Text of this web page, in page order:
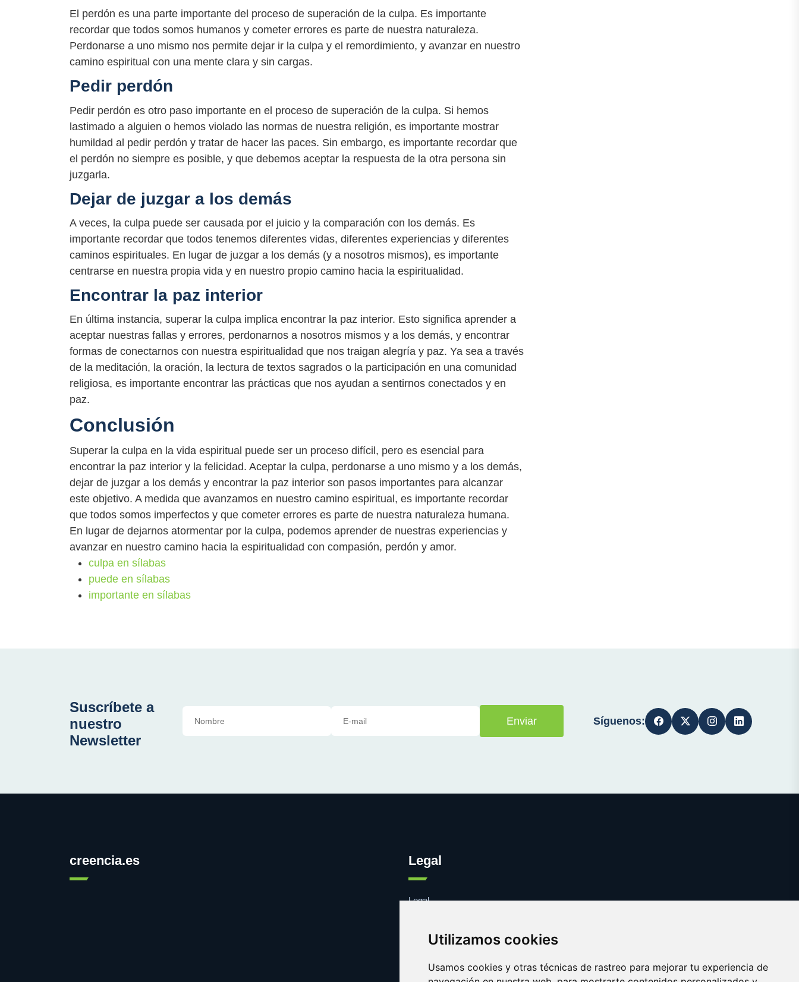
Utilizamos cookies
Usamos cookies y otras técnicas de rastreo para mejorar tu experiencia de
El perdón es una parte importante del proceso de superación de la culpa. Es importante
recordar que todos somos humanos y cometer errores es parte de nuestra naturaleza.
Perdonarse a uno mismo nos permite dejar ir la culpa y el remordimiento, y avanzar en nuestro
camino espiritual con una mente clara y sin cargas.
Pedir perdón
Pedir perdón es otro paso importante en el proceso de superación de la culpa. Si hemos
lastimado a alguien o hemos violado las normas de nuestra religión, es importante mostrar
humildad al pedir perdón y tratar de hacer las paces. Sin embargo, es importante recordar que
el perdón no siempre es posible, y que debemos aceptar la respuesta de la otra persona sin
juzgarla.
Dejar de juzgar a los demás
A veces, la culpa puede ser causada por el juicio y la comparación con los demás. Es
importante recordar que todos tenemos diferentes vidas, diferentes experiencias y diferentes
caminos espirituales. En lugar de juzgar a los demás (y a nosotros mismos), es importante
centrarse en nuestra propia vida y en nuestro propio camino hacia la espiritualidad.
Encontrar la paz interior
En última instancia, superar la culpa implica encontrar la paz interior. Esto significa aprender a
aceptar nuestras fallas y errores, perdonarnos a nosotros mismos y a los demás, y encontrar
formas de conectarnos con nuestra espiritualidad que nos traigan alegría y paz. Ya sea a través
de la meditación, la oración, la lectura de textos sagrados o la participación en una comunidad
religiosa, es importante encontrar las prácticas que nos ayudan a sentirnos conectados y en
paz.
Conclusión
Superar la culpa en la vida espiritual puede ser un proceso difícil, pero es esencial para
encontrar la paz interior y la felicidad. Aceptar la culpa, perdonarse a uno mismo y a los demás,
dejar de juzgar a los demás y encontrar la paz interior son pasos importantes para alcanzar
este objetivo. A medida que avanzamos en nuestro camino espiritual, es importante recordar
que todos somos imperfectos y que cometer errores es parte de nuestra naturaleza humana.
En lugar de dejarnos atormentar por la culpa, podemos aprender de nuestras experiencias y
avanzar en nuestro camino hacia la espiritualidad con compasión, perdón y amor.
culpa en sílabas
puede en sílabas
importante en sílabas
Suscríbete a
nuestro
Newsletter
Enviar Síguenos:
creencia.es Legal
Legal
Contacto